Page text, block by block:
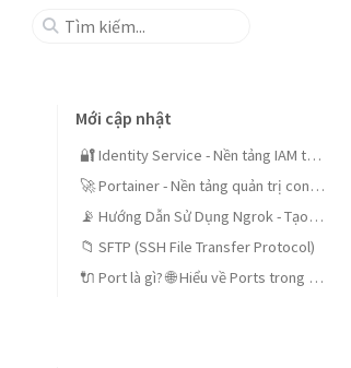
Mới cập nhật
🔐 Identity Service - Nền tảng IAM tập trung cho doanh nghiệp
🚀 Portainer - Nền tảng quản trị container mã nguồn mở dễ dùng
📡 Hướng Dẫn Sử Dụng Ngrok - Tạo Tunnels An Toàn
📁 SFTP (SSH File Transfer Protocol)
🔌 Port là gì? 🌐 Hiểu về Ports trong mạng máy tính